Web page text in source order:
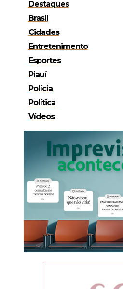
Destaques
Brasil
Cidades
Entretenimento
Esportes
Piauí
Polícia
Política
Vídeos